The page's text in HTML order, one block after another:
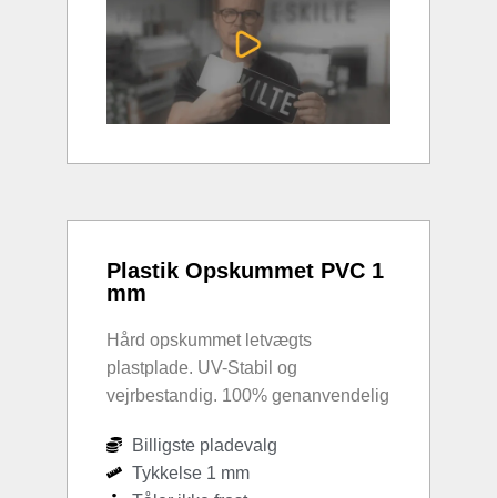
Plastik Opskummet PVC 1
mm
Hård opskummet letvægts
plastplade. UV-Stabil og
vejrbestandig. 100% genanvendelig
Billigste pladevalg
Tykkelse 1 mm